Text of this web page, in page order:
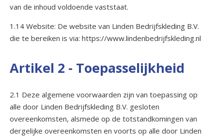
van de inhoud voldoende vaststaat.
1.14 Website: De website van Linden Bedrijfskleding B.V.
die te bereiken is via: https://www.lindenbedrijfskleding.nl
Artikel 2 - Toepasselijkheid
2.1 Deze algemene voorwaarden zijn van toepassing op
alle door Linden Bedrijfskleding B.V. gesloten
overeenkomsten, alsmede op de totstandkomingen van
dergelijke overeenkomsten en voorts op alle door Linden